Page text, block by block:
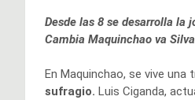
Desde las 8 se desarrolla la
Cambia Maquinchao va
En Maquinchao, se vive una
sufragio. Luis Ciganda,